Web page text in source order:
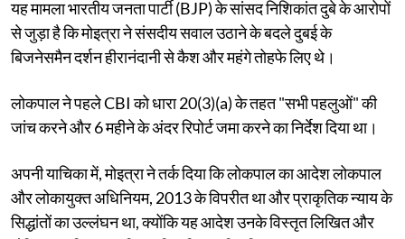
यह मामला भारतीय जनता पार्टी (BJP) के सांसद निशिकांत दुबे के आरोपों
से जुड़ा है कि मोइत्रा ने संसदीय सवाल उठाने के बदले दुबई के
बिजनेसमैन दर्शन हीरानंदानी से कैश और महंगे तोहफे लिए थे।
लोकपाल ने पहले CBI को धारा 20(3)(a) के तहत "सभी पहलुओं" की
जांच करने और 6 महीने के अंदर रिपोर्ट जमा करने का निर्देश दिया था।
अपनी याचिका में, मोइत्रा ने तर्क दिया कि लोकपाल का आदेश लोकपाल
और लोकायुक्त अधिनियम, 2013 के विपरीत था और प्राकृतिक न्याय के
सिद्धांतों का उल्लंघन था, क्योंकि यह आदेश उनके विस्तृत लिखित और